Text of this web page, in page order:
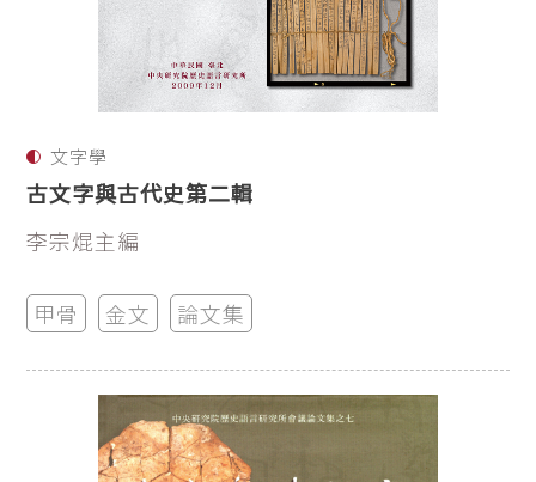
文字學
古文字與古代史第二輯
李宗焜主編
甲骨 金文 論文集